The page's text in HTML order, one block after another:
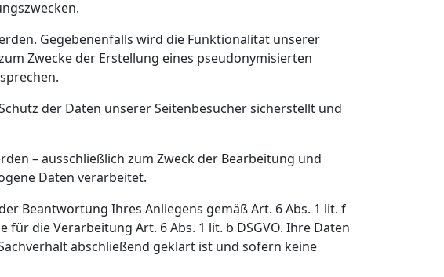
Gegebenenfalls wird die Funktionalität unserer
Zwecke der Erstellung eines pseudonymisierten
der Daten unserer Seitenbesucher sicherstellt und
– ausschließlich zum Zweck der Bearbeitung und
Daten verarbeitet.
Beantwortung Ihres Anliegens gemäß Art. 6 Abs. 1 lit. f
die Verarbeitung Art. 6 Abs. 1 lit. b DSGVO. Ihre Daten
abschließend geklärt ist und sofern keine